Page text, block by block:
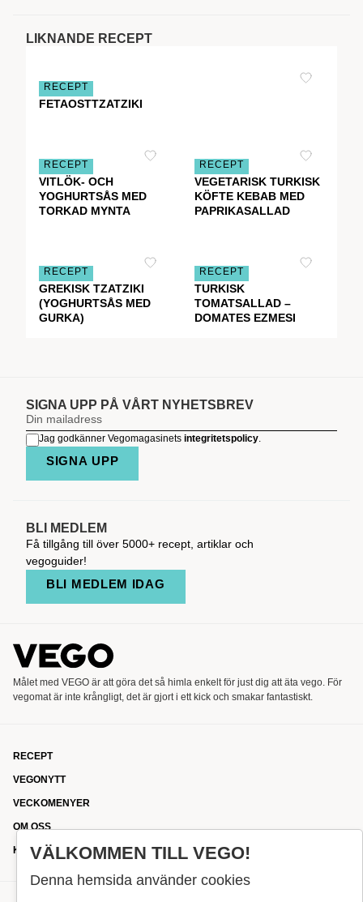
LIKNANDE RECEPT
RECEPT
FETAOSTTZATZIKI
RECEPT
VITLÖK- OCH
YOGHURTSÅS MED
TORKAD MYNTA
RECEPT
VEGETARISK TURKISK
KÖFTE KEBAB MED
PAPRIKASALLAD
RECEPT
GREKISK TZATZIKI
(YOGHURTSÅS MED
GURKA)
RECEPT
TURKISK
TOMATSALLAD –
DOMATES EZMESI
SIGNA UPP PÅ VÅRT NYHETSBREV
Jag godkänner Vegomagasinets integritetspolicy.
SIGNA UPP
BLI MEDLEM
Få tillgång till över 5000+ recept, artiklar och
vegoguider!
BLI MEDLEM IDAG
Målet med VEGO är att göra det så himla enkelt för just dig att äta vego. För
vegomat är inte krångligt, det är gjort i ett kick och smakar fantastiskt.
RECEPT
VEGONYTT
VECKOMENYER
OM OSS
KONTAKT
VÄLKOMMEN TILL VEGO!
Denna hemsida använder cookies